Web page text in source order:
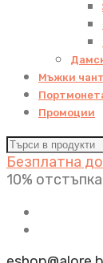
Мъжки
Промоции
Безплатна
10%